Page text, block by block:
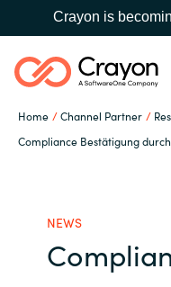
Crayon is
Home Channel Partner
Compliance Bestätigung
Suchen
Unsere
Ressourcen
NEWS